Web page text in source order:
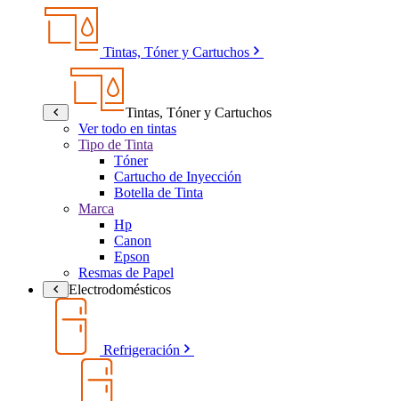
Tintas, Tóner y Cartuchos
Tintas, Tóner y Cartuchos
Ver todo en tintas
Tipo de Tinta
Tóner
Cartucho de Inyección
Botella de Tinta
Marca
Hp
Canon
Epson
Resmas de Papel
Electrodomésticos
Refrigeración